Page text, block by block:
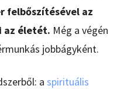
felbőszítésével az
az életét. Még a végén
jobbágyként.
a spirituális